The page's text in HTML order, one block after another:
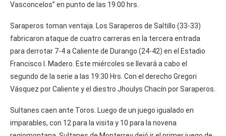
Vasconcelos” en punto de las 19:00 hrs.
Saraperos toman ventaja. Los Saraperos de Saltillo (33-33)
fabricaron ataque de cuatro carreras en la tercera entrada
para derrotar 7-4 a Caliente de Durango (24-42) en el Estadio
Francisco I. Madero. Este miércoles se llevará a cabo el
segundo de la serie a las 19:30 Hrs. Con el derecho Gregori
Vásquez por Caliente y el diestro Jhoulys Chacín por Saraperos.
Sultanes caen ante Toros. Luego de un juego igualado en
imparables, con 12 para la visita y 10 para la novena